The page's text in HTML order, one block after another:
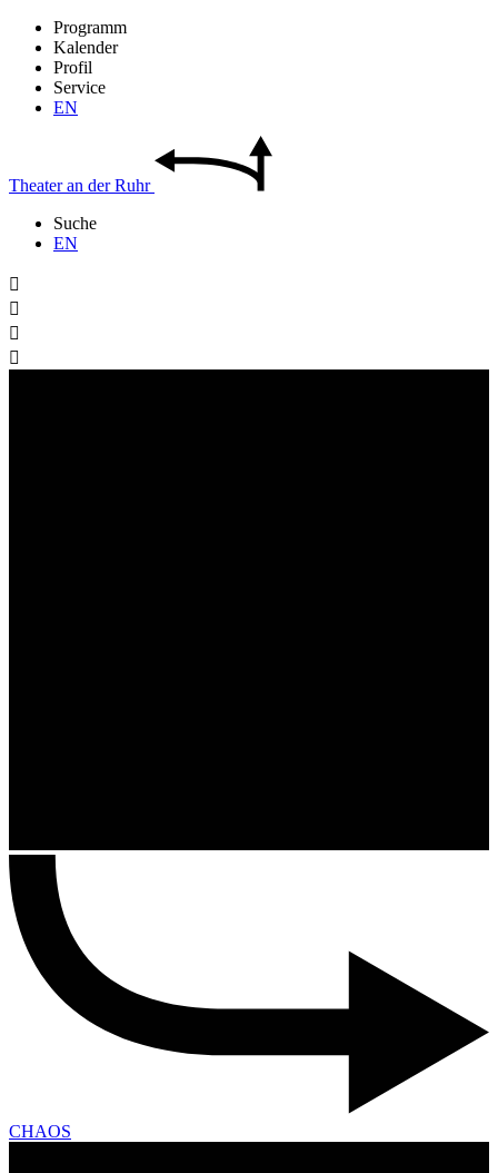
Programm
Kalender
Profil
Service
EN
Theateran derRuhr
Suche
EN




CHAOS